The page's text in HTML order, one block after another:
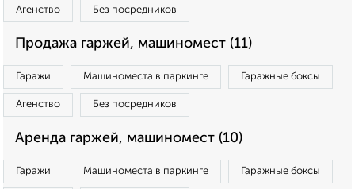
Агенство Без посредников
Продажа гаржей, машиномест (11)
Гаражи Машиноместа в паркинге Гаражные боксы
Агенство Без посредников
Аренда гаржей, машиномест (10)
Гаражи Машиноместа в паркинге Гаражные боксы